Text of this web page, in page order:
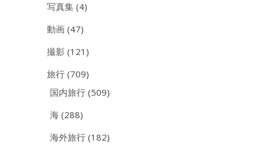
写真集 (4)
動画 (47)
撮影 (121)
旅行 (709)
国内旅行 (509)
海 (288)
海外旅行 (182)